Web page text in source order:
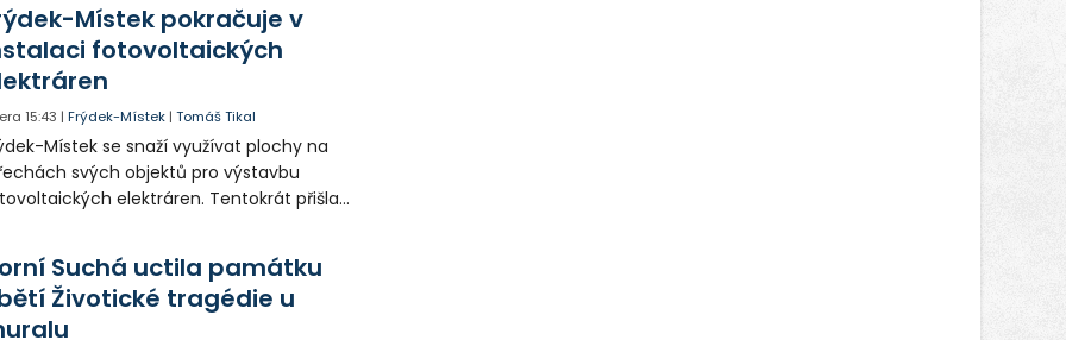
někteří obyvatelé rozhodli sepsat petici.
Místek pokračuje v
fotovoltaických
15:43 |Frýdek-Místek |Tomáš Tikal
Místek se snaží využívat plochy na
svých objektů pro výstavbu
elektráren. Tentokrát přišla
Suchá uctila památku
Životické tragédie u